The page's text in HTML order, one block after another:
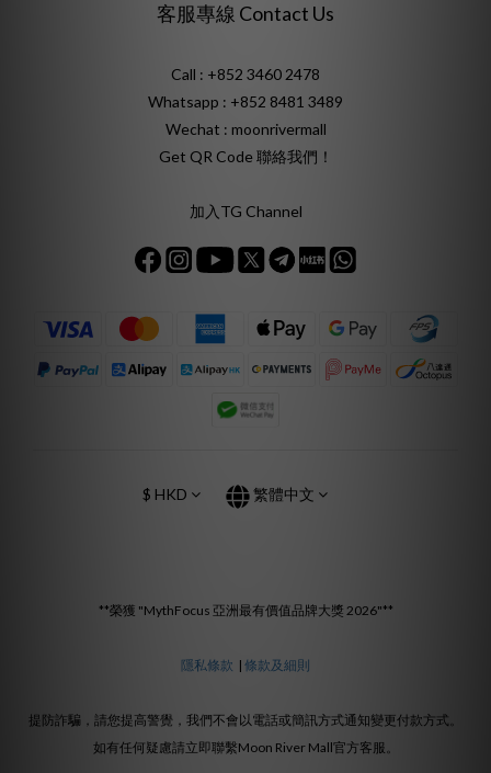
客服專線 Contact Us
Call : +852 3460 2478
Whatsapp : +852 8481 3489
Wechat : moonrivermall
Get QR Code 聯絡我們！
加入TG Channel
$ HKD 繁體中文
**榮獲 "MythFocus 亞洲最有價值品牌大獎 2026"**
隱私條款 | 條款及細則
提防詐騙，請您提高警覺，我們不會以電話或簡訊方式通知變更付款方式。
如有任何疑慮請立即聯繫Moon River Mall官方客服。